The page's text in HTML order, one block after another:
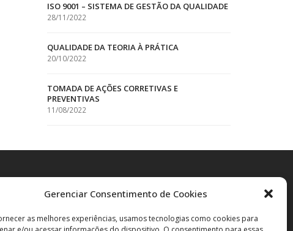
Gerenciar Consentimento de Cookies
as melhores experiências, usamos tecnologias como cookies para
ISO 9001 – SISTEMA DE GESTÃO DA QUALIDADE
28/11/2022
QUALIDADE DA TEORIA À PRÁTICA
20/10/2022
TOMADA DE AÇÕES CORRETIVAS E
PREVENTIVAS
11/08/2022